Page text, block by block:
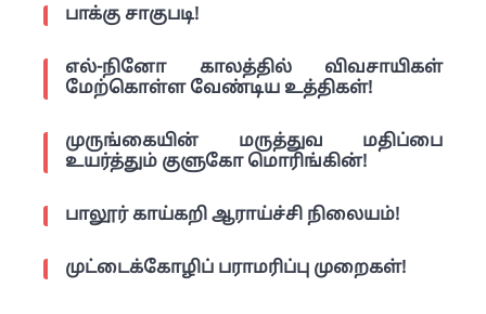
பாக்கு சாகுபடி!
எல்-நினோ காலத்தில் விவசாயிகள்
மேற்கொள்ள வேண்டிய உத்திகள்!
முருங்கையின் மருத்துவ மதிப்பை
உயர்த்தும் குளுகோ மொரிங்கின்!
பாலூர் காய்கறி ஆராய்ச்சி நிலையம்!
முட்டைக்கோழிப் பராமரிப்பு முறைகள்!